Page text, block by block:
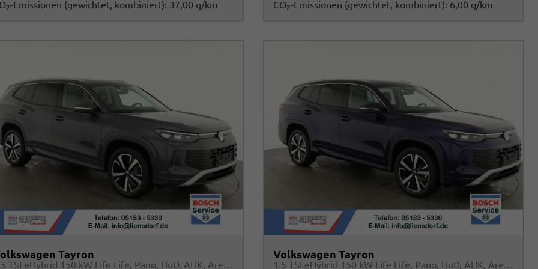
2-Emissionen (gewichtet, kombiniert): 37,00 g/km CO2-Emissionen (gewichtet, kombiniert): 6,00 g/km
Tayron
1.5 TSI eHybrid 150 kW Life Life, Pano, HuD, AHK, AreaView, Side, Navi, Winter, 5-J. Garantie
Volkswagen Tayron
1.5 TSI eHybrid 150 kW Life Life, Pano, HuD, AHK, AreaView, Side, Navi, Winter, 5-J. Garantie